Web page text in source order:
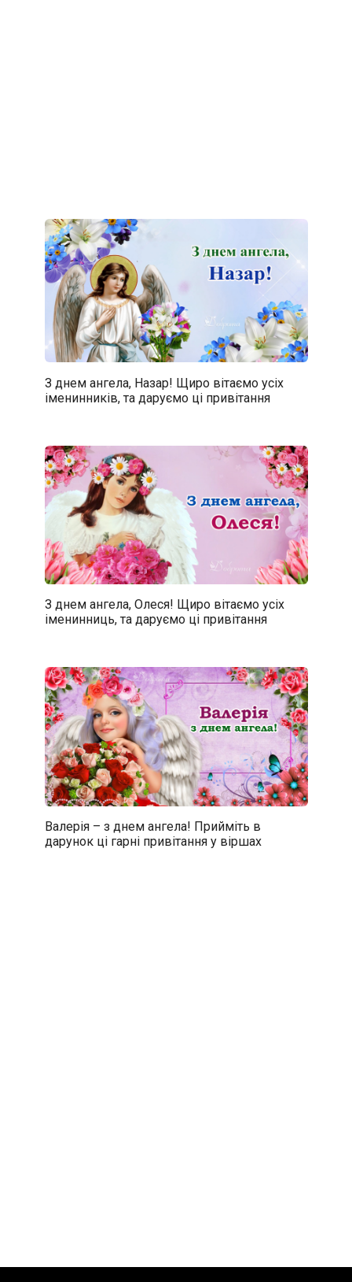
З днем ангела, Назар! Щиро вітаємо усіх
іменинників, та даруємо ці привітання
З днем ангела, Олеся! Щиро вітаємо усіх
іменинниць, та даруємо ці привітання
Валерія – з днем ангела! Прийміть в
дарунок ці гарні привітання у віршах